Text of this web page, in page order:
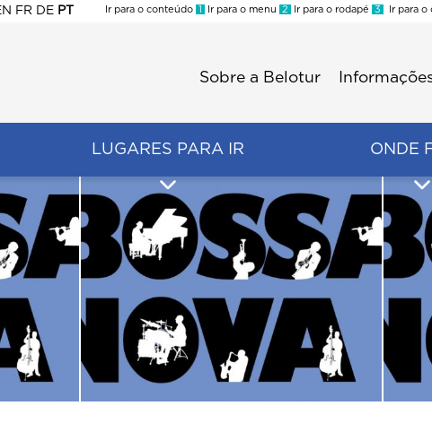
FR DE PT
Ir para o conteúdo 1 Ir para o menu 2 Ir para o rodapé 3 Ir para o
Sobre a Belotur
LUGARES PARA IR ONDE